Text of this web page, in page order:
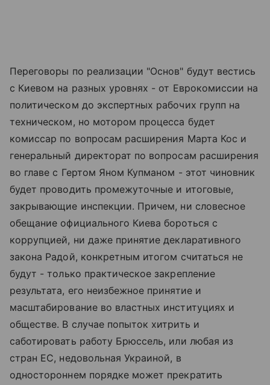
Переговоры по реализации "Основ" будут вестись
с Киевом на разных уровнях - от Еврокомиссии на
политическом до экспертных рабочих групп на
техническом, но мотором процесса будет
комиссар по вопросам расширения Марта Кос и
генеральный директорат по вопросам расширения
во главе с Гертом Яном Купманом - этот чиновник
будет проводить промежуточные и итоговые,
закрывающие инспекции. Причем, ни словесное
обещание официального Киева бороться с
коррупцией, ни даже принятие декларативного
закона Радой, конкретным итогом считаться не
будут - только практическое закрепление
результата, его неизбежное принятие и
масштабирование во властных институциях и
обществе. В случае попыток хитрить и
саботировать работу Брюссель, или любая из
стран ЕС, недовольная Украиной, в
одностороннем порядке может прекратить